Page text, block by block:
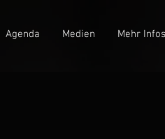
Agenda Medien Mehr Infos